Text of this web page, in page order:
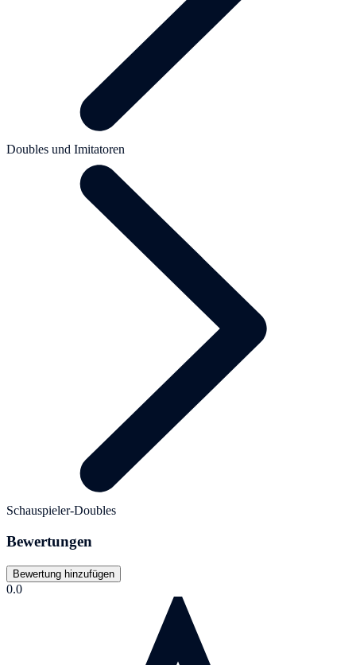
Doubles und Imitatoren
Schauspieler-Doubles
Bewertungen
Bewertung hinzufügen
0.0